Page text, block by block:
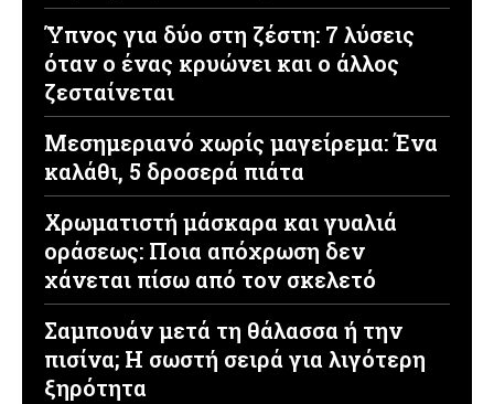
Ύπνος για δύο στη ζέστη: 7 λύσεις
όταν ο ένας κρυώνει και ο άλλος
ζεσταίνεται
Μεσημεριανό χωρίς μαγείρεμα: Ένα
καλάθι, 5 δροσερά πιάτα
Χρωματιστή μάσκαρα και γυαλιά
οράσεως: Ποια απόχρωση δεν
χάνεται πίσω από τον σκελετό
Σαμπουάν μετά τη θάλασσα ή την
πισίνα; Η σωστή σειρά για λιγότερη
ξηρότητα